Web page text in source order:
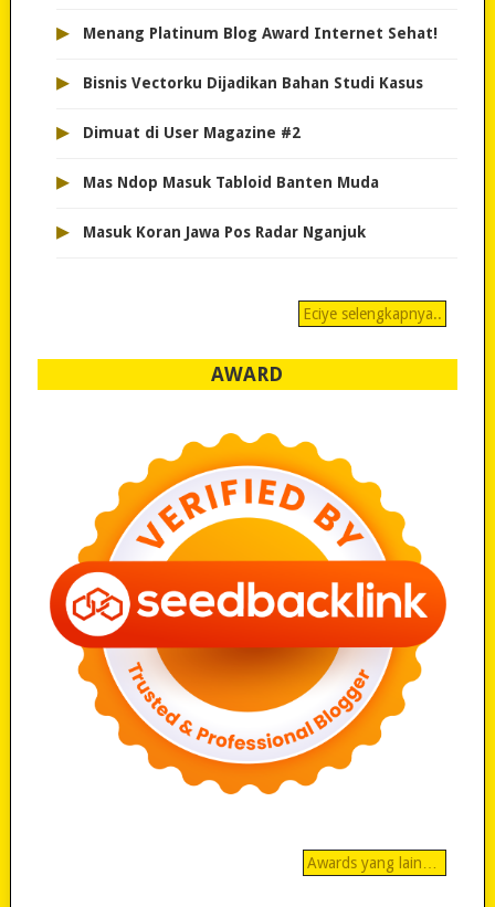
▸ Menang Platinum Blog Award Internet Sehat!
▸ Bisnis Vectorku Dijadikan Bahan Studi Kasus
▸ Dimuat di User Magazine #2
▸ Mas Ndop Masuk Tabloid Banten Muda
▸ Masuk Koran Jawa Pos Radar Nganjuk
Eciye selengkapnya..
AWARD
Awards yang lain…